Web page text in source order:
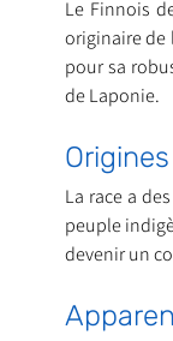
Adoptions : Frais
À parrainer
Garde d’Animaux
Le Finnois
originaire de
pour sa
de Laponie.
La race a
peuple
devenir un